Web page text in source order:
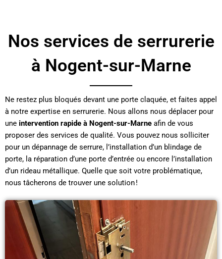
Nos services de serrurerie
à Nogent-sur-Marne
Ne restez plus bloqués devant une porte claquée, et faites appel
à notre expertise en serrurerie. Nous allons nous déplacer pour
une intervention rapide à Nogent-sur-Marne afin de vous
proposer des services de qualité. Vous pouvez nous solliciter
pour un dépannage de serrure, l’installation d’un blindage de
porte, la réparation d’une porte d’entrée ou encore l’installation
d’un rideau métallique. Quelle que soit votre problématique,
nous tâcherons de trouver une solution !